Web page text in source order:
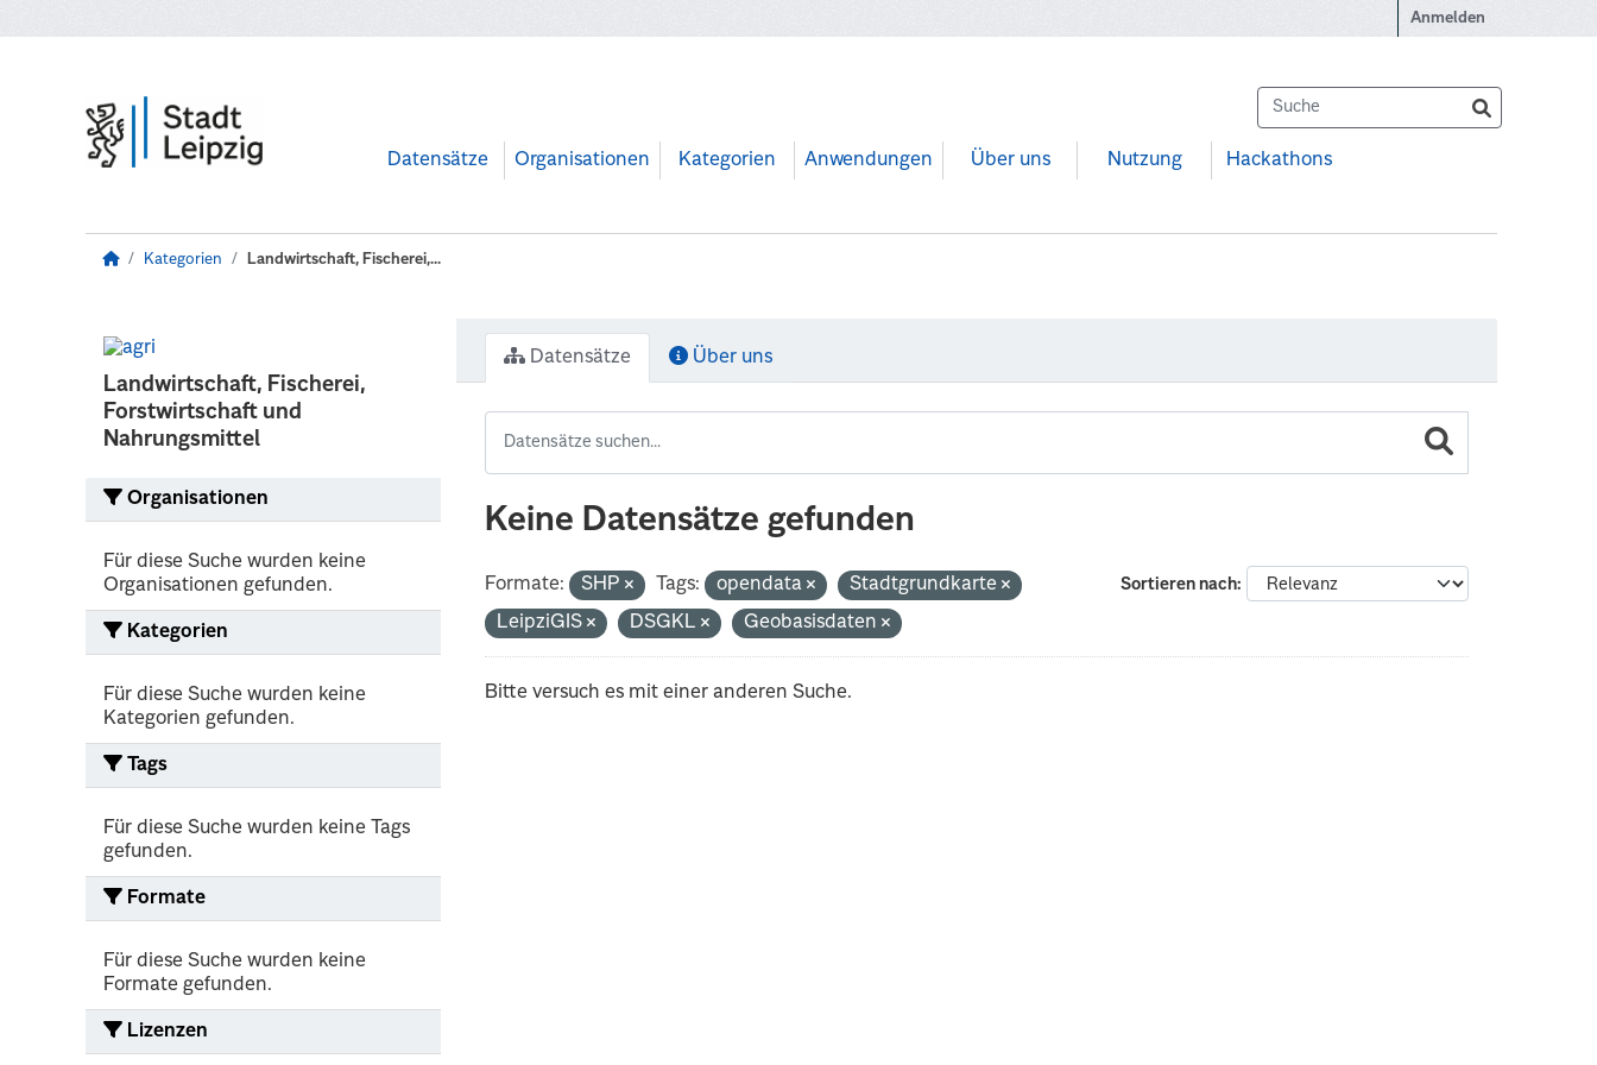
Anmelden
Datensätze Organisationen Kategorien Anwendungen Über uns Nutzung Hackathons
Kategorien Landwirtschaft, Fischerei,...
Landwirtschaft, Fischerei,
Forstwirtschaft und
Nahrungsmittel
Organisationen
Für diese Suche wurden keine
Organisationen gefunden.
Kategorien
Für diese Suche wurden keine
Kategorien gefunden.
Tags
Für diese Suche wurden keine Tags
gefunden.
Formate
Für diese Suche wurden keine
Formate gefunden.
Lizenzen
Datensätze Über uns
Keine Datensätze gefunden
Sortieren nach
Formate: SHP Tags: opendata
Stadtgrundkarte
LeipziGIS
DSGKL Geobasisdaten
Bitte versuch es mit einer anderen Suche.